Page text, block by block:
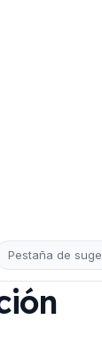
Pestaña de